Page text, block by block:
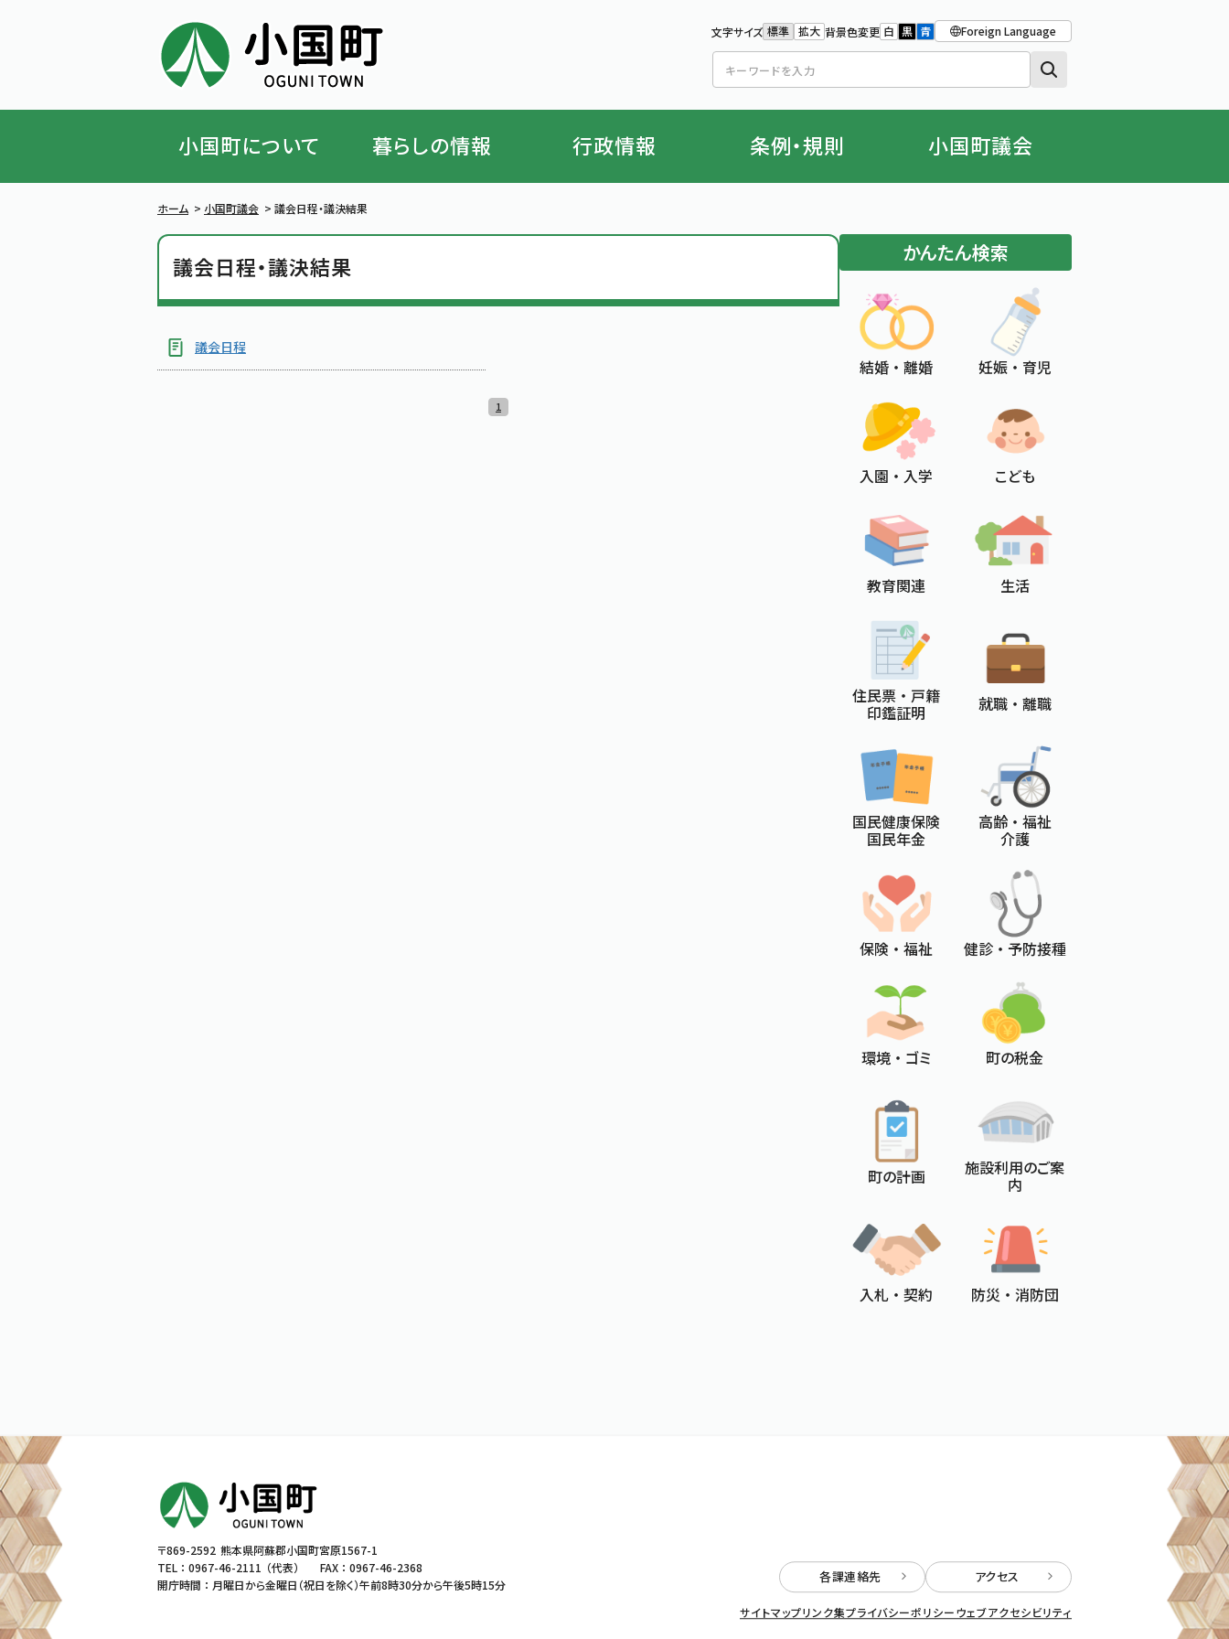
小国町について 暮らしの情報 行政情報 条例・規則 小国町議会
文字サイズ 標準
文字の大きさをもとの大きさに戻す
拡大
文字を大きくする
背景色変更 白
背景色の変更：白
黒
背景色の変更：黒
青
背景色の変更：青
Foreign Language
ホーム > 小国町議会 > 議会日程・議決結果
議会日程・議決結果
議会日程
1
かんたん検索
結婚 ・ 離婚 妊娠 ・ 育児
入園 ・ 入学 こども
教育関連 生活
住民票 ・ 戸籍
印鑑証明 就職 ・ 離職
国民健康保険
国民年金
高齢 ・ 福祉
介護
保険 ・ 福祉 健診 ・ 予防接種
環境 ・ ゴミ 町の税金
町の計画 施設利用のご案
内
入札 ・ 契約 防災 ・ 消防団
〒869-2592 熊本県阿蘇郡小国町宮原1567-1
TEL ： 0967-46-2111 （代表）
FAX ： 0967-46-2368
開庁時間 ： 月曜日から金曜日（祝日を除く）午前8時30分から午後5時15分 各課連絡先 アクセス
サイトマップリンク集プライバシーポリシーウェブアクセシビリティ